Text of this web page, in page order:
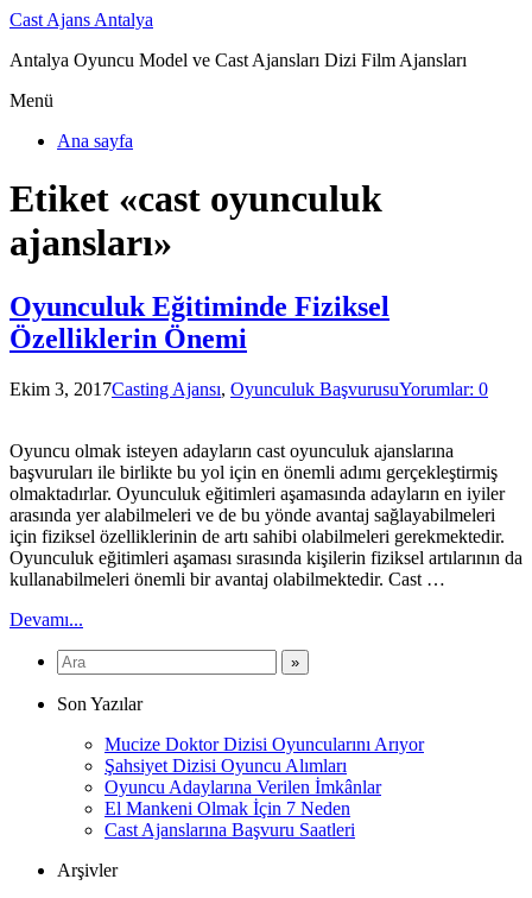
Cast Ajans Antalya
Antalya Oyuncu Model ve Cast Ajansları Dizi Film Ajansları
Menü
Ana sayfa
Etiket «cast oyunculuk
ajansları»
Oyunculuk Eğitiminde Fiziksel
Özelliklerin Önemi
Ekim 3, 2017Casting Ajansı, Oyunculuk BaşvurusuYorumlar: 0
Oyuncu olmak isteyen adayların cast oyunculuk ajanslarına
başvuruları ile birlikte bu yol için en önemli adımı gerçekleştirmiş
olmaktadırlar. Oyunculuk eğitimleri aşamasında adayların en iyiler
arasında yer alabilmeleri ve de bu yönde avantaj sağlayabilmeleri
için fiziksel özelliklerinin de artı sahibi olabilmeleri gerekmektedir.
Oyunculuk eğitimleri aşaması sırasında kişilerin fiziksel artılarının da
kullanabilmeleri önemli bir avantaj olabilmektedir. Cast …
Devamı...
Son Yazılar
Mucize Doktor Dizisi Oyuncularını Arıyor
Şahsiyet Dizisi Oyuncu Alımları
Oyuncu Adaylarına Verilen İmkânlar
El Mankeni Olmak İçin 7 Neden
Cast Ajanslarına Başvuru Saatleri
Arşivler